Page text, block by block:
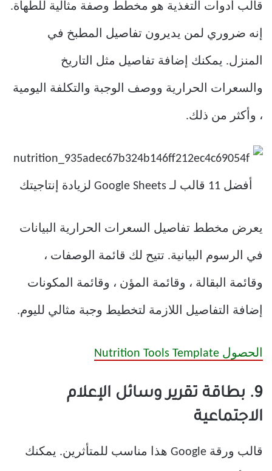
قالب أدوات التغذية هو مخطط وصفة مثالية للطهاة.
إنه ضروري لمن يديرون تفاصيل المطبخ في
المنزل. يمكنك إضافة تفاصيل مثل التاريخ
والسعرات الحرارية ووصف الوجبة والتكلفة اليومية
، وأكثر من ذلك.
يعرض مخطط تفاصيل السعرات الحرارية البيانات
في الرسوم البيانية. تتيح لك قائمة الوصفات ،
وقائمة البقالة ، وقائمة المؤن ، وقائمة المكونات
إضافة التفاصيل اللازمة لتخطيط وجبة مثالي لليوم.
الحصول Nutrition Tools Template
9. بطاقة تقرير وسائل الإعلام
الاجتماعية
قالب ورقة Google هذا مناسب للمتأثرين. يمكنك